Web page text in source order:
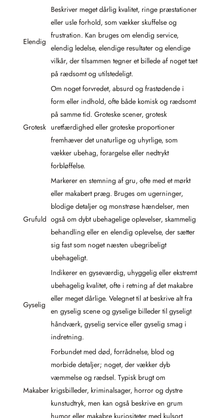
Elendig
Beskriver meget dårlig kvalitet, ringe præstationer
eller usle forhold, som vækker skuffelse og
frustration. Kan bruges om elendig service,
elendig ledelse, elendige resultater og elendige
vilkår, der tilsammen tegner et billede af noget tæt
på rædsomt og utilstedeligt.
Grotesk
Om noget forvredet, absurd og frastødende i
form eller indhold, ofte både komisk og rædsomt
på samme tid. Groteske scener, grotesk
uretfærdighed eller groteske proportioner
fremhæver det unaturlige og uhyrlige, som
vækker ubehag, forargelse eller nedtrykt
forbløffelse.
Grufuld
Markerer en stemning af gru, ofte med et mørkt
eller makabert præg. Bruges om ugerninger,
blodige detaljer og monstrøse hændelser, men
også om dybt ubehagelige oplevelser, skammelig
behandling eller en elendig oplevelse, der sætter
sig fast som noget næsten ubegribeligt
ubehageligt.
Gyselig
Indikerer en gyseværdig, uhyggelig eller ekstremt
ubehagelig kvalitet, ofte i retning af det makabre
eller meget dårlige. Velegnet til at beskrive alt fra
en gyselig scene og gyselige billeder til gyseligt
håndværk, gyselig service eller gyselig smag i
indretning.
Makaber
Forbundet med død, forrådnelse, blod og
morbide detaljer; noget, der vækker dyb
væmmelse og rædsel. Typisk brugt om
krigsbilleder, kriminalsager, horror og dystre
kunstudtryk, men kan også beskrive en grum
humor eller makabre kuriositeter med kulsort